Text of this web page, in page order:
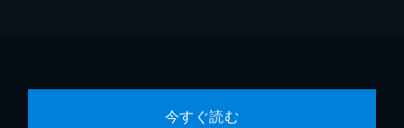
今すぐ読む